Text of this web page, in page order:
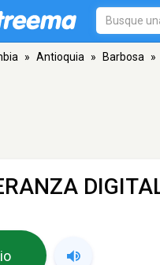
» Antioquia » Barbosa »